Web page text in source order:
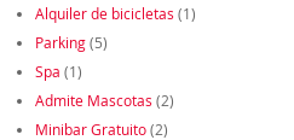
Alquiler de bicicletas (1)
Parking(5)
Spa (1)
Admite Mascotas (2)
Minibar Gratuito(2)